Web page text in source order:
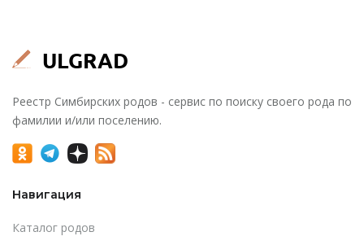
Реестр Симбирских родов - сервис по поиску своего рода по
фамилии и/или поселению.
Навигация
Каталог родов